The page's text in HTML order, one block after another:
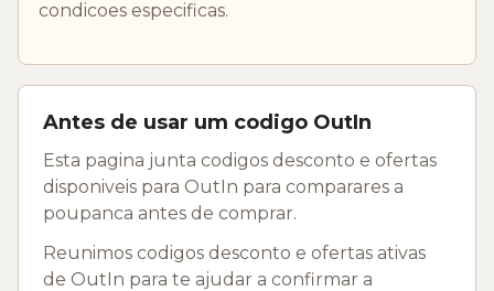
condicoes especificas.
Antes de usar um codigo OutIn
Esta pagina junta codigos desconto e ofertas
disponiveis para OutIn para comparares a
poupanca antes de comprar.
Reunimos codigos desconto e ofertas ativas
de OutIn para te ajudar a confirmar a